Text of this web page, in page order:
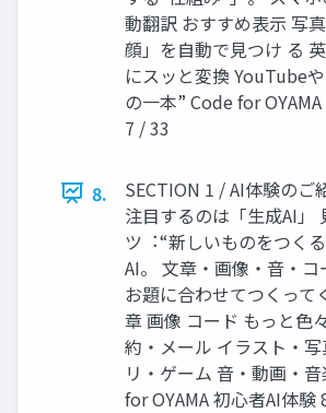
動翻訳 おすすめ表⽰ 写
顔」を⾃動で⾒つけ る
にスッと変換 YouTube
の⼀本” Code for
7 / 33
8.
SECTION 1 / AI体験のご
注⽬するのは「⽣成AI」
ツ︓“新しいものをつく
AI。 ⽂章・画像・⾳・コ
お題に合わせてつくって
章 画像 コード もっと⾊
約・メール イラスト・
リ・ゲーム ⾳・動画・
for OYAMA 初⼼者AI体験